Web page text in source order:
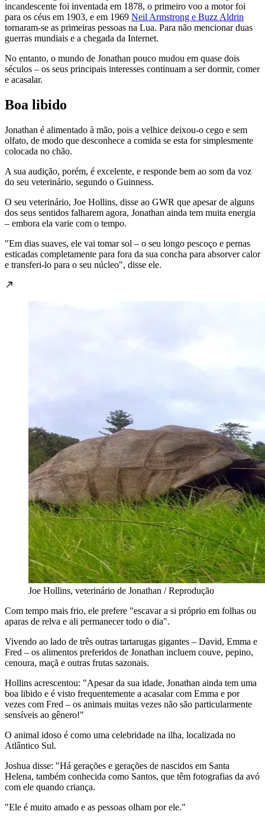
incandescente foi inventada em 1878, o primeiro voo a motor foi
para os céus em 1903, e em 1969 Neil Armstrong e Buzz Aldrin
tornaram-se as primeiras pessoas na Lua. Para não mencionar duas
guerras mundiais e a chegada da Internet.
No entanto, o mundo de Jonathan pouco mudou em quase dois
séculos – os seus principais interesses continuam a ser dormir, comer
e acasalar.
Boa libido
Jonathan é alimentado à mão, pois a velhice deixou-o cego e sem
olfato, de modo que desconhece a comida se esta for simplesmente
colocada no chão.
A sua audição, porém, é excelente, e responde bem ao som da voz
do seu veterinário, segundo o Guinness.
O seu veterinário, Joe Hollins, disse ao GWR que apesar de alguns
dos seus sentidos falharem agora, Jonathan ainda tem muita energia
– embora ela varie com o tempo.
"Em dias suaves, ele vai tomar sol – o seu longo pescoço e pernas
esticadas completamente para fora da sua concha para absorver calor
e transferi-lo para o seu núcleo", disse ele.
Joe Hollins, veterinário de Jonathan / Reprodução
Com tempo mais frio, ele prefere "escavar a si próprio em folhas ou
aparas de relva e ali permanecer todo o dia".
Vivendo ao lado de três outras tartarugas gigantes – David, Emma e
Fred – os alimentos preferidos de Jonathan incluem couve, pepino,
cenoura, maçã e outras frutas sazonais.
Hollins acrescentou: "Apesar da sua idade, Jonathan ainda tem uma
boa libido e é visto frequentemente a acasalar com Emma e por
vezes com Fred – os animais muitas vezes não são particularmente
sensíveis ao gênero!"
O animal idoso é como uma celebridade na ilha, localizada no
Atlântico Sul.
Joshua disse: "Há gerações e gerações de nascidos em Santa
Helena, também conhecida como Santos, que têm fotografias da avó
com ele quando criança.
"Ele é muito amado e as pessoas olham por ele."